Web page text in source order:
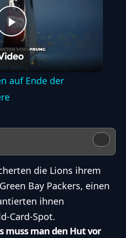
Play
Video
auf Ende der
die Lions ihrem
Bay Packers, einen
ihnen
Card-Spot.
muss man den Hut vor